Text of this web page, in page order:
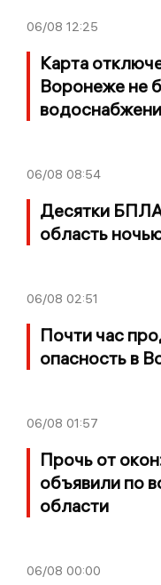
06/08 12:25
Карта
Воронеже не
06/08 08:54
Десятки
область
06/08 02:51
Почти час
опасность в
06/08 01:57
Прочь от
объявили по
области
06/08 00:00